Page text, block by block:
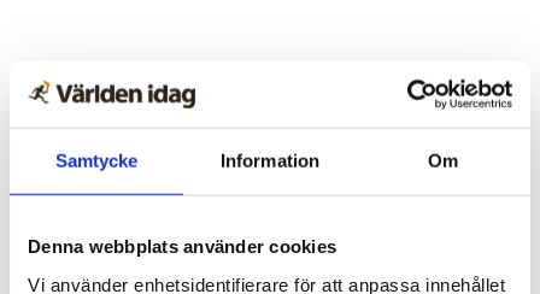
Samtycke Information Om
Denna webbplats använder cookies
Vi använder enhetsidentifierare för att anpassa innehållet